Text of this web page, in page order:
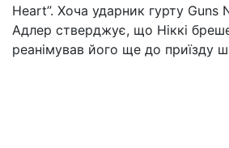
Heart”. Хоча ударник гурту Guns
Адлер стверджує, що Ніккі
реанімував його ще до приїзду